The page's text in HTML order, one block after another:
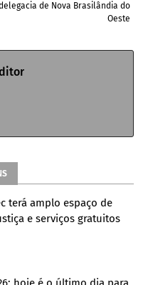
de Nova Brasilândia do
Oeste
terá amplo espaço de
e serviços gratuitos